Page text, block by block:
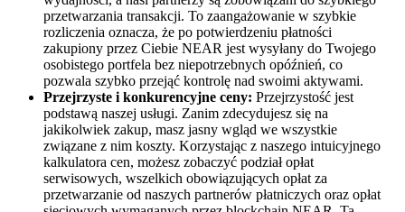
przetwarzania transakcji. To zaangażowanie w szybkie
rozliczenia oznacza, że po potwierdzeniu płatności
zakupiony przez Ciebie NEAR jest wysyłany do Twojego
osobistego portfela bez niepotrzebnych opóźnień, co
pozwala szybko przejąć kontrolę nad swoimi aktywami.
Przejrzyste i konkurencyjne ceny: Przejrzystość jest
podstawą naszej usługi. Zanim zdecydujesz się na
jakikolwiek zakup, masz jasny wgląd we wszystkie
związane z nim koszty. Korzystając z naszego intuicyjnego
kalkulatora cen, możesz zobaczyć podział opłat
serwisowych, wszelkich obowiązujących opłat za
przetwarzanie od naszych partnerów płatniczych oraz opłat